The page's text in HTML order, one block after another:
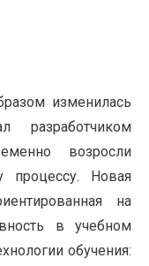
изменилась
разработчиком
возросли
процессу. Новая
на
в учебном
обучения: